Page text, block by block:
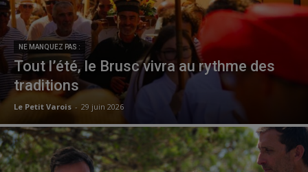
NE MANQUEZ PAS :
Tout l’été, le Brusc vivra au rythme des
traditions
Le Petit Varois - 29 juin 2026